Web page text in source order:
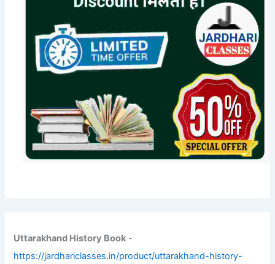
Uttarakhand History Book -
https://jardhariclasses.in/product/uttarakhand-history-